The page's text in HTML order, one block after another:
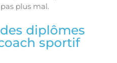
plus mal.
diplômes
sportif